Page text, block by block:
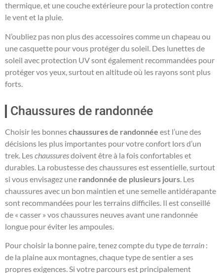
thermique, et une couche extérieure pour la protection contre
le vent et la pluie.
N’oubliez pas non plus des accessoires comme un chapeau ou
une casquette pour vous protéger du soleil. Des lunettes de
soleil avec protection UV sont également recommandées pour
protéger vos yeux, surtout en altitude où les rayons sont plus
forts.
Chaussures de randonnée
Choisir les bonneschaussures de randonnée est l’une des
décisions les plus importantes pour votre confort lors d’un
trek. Leschaussuresdoivent être à la fois confortables et
durables. La robustesse des chaussures est essentielle, surtout
si vous envisagez une randonnée de plusieurs jours . Les
chaussures avec un bon maintien et une semelle antidérapante
sont recommandées pour les terrains difficiles. Il est conseillé
de « casser » vos chaussures neuves avant une randonnée
longue pour éviter les ampoules.
Pour choisir la bonne paire, tenez compte du type de terrain :
de la plaine aux montagnes, chaque type de sentier a ses
propres exigences. Si votre parcours est principalement